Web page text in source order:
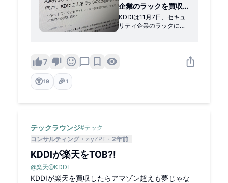
企業のラックを買収
へ 約246億円で
KDDIは11月7日、セキュ
リティ企業のラックに対
た。買付価格は1株あたり
7
😲19 🎉1
テックラウンジ#テック
コンサルティング
ziyZPE 2年前
KDDIが楽天をTOB?!
@楽天@KDDI
KDDIが楽天を買収したらアマゾン超えも夢じゃな